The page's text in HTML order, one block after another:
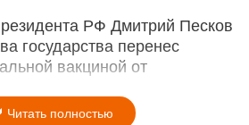
РФ Дмитрий Песков
государства перенес
вакциной от
Читать полностью